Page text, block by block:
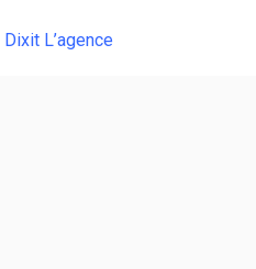
Dixit L’agence